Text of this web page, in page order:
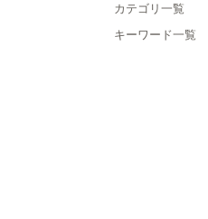
カテゴリ一覧
キーワード一覧